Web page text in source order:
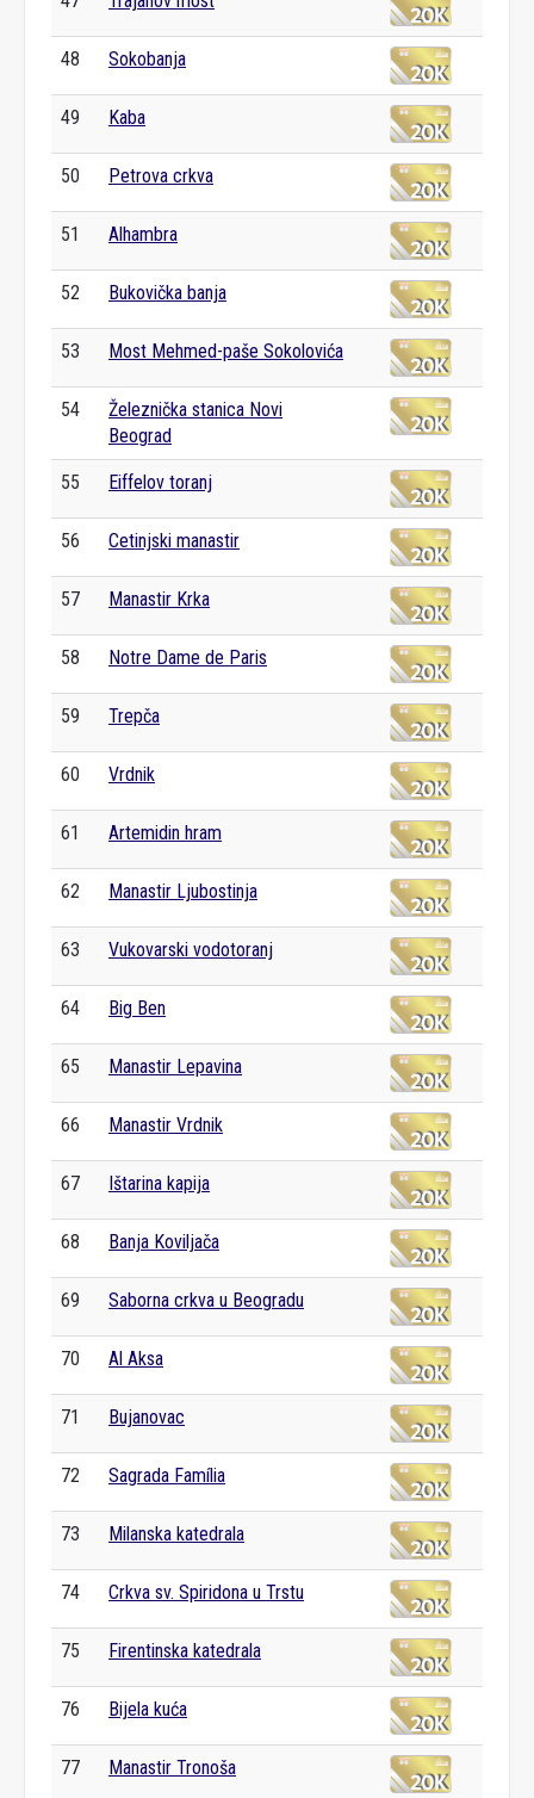
48 Sokobanja
49 Kaba
50 Petrova crkva
51 Alhambra
52 Bukovička banja
53 Most Mehmed-paše Sokolovića
54
Železnička stanica Novi
Beograd
55 Eiffelov toranj
56 Cetinjski manastir
57 Manastir Krka
58 Notre Dame de Paris
59 Trepča
60 Vrdnik
61 Artemidin hram
62 Manastir Ljubostinja
63 Vukovarski vodotoranj
64 Big Ben
65 Manastir Lepavina
66 Manastir Vrdnik
67 Ištarina kapija
68 Banja Koviljača
69 Saborna crkva u Beogradu
70 Al Aksa
71 Bujanovac
72 Sagrada Família
73 Milanska katedrala
74 Crkva sv. Spiridona u Trstu
75 Firentinska katedrala
76 Bijela kuća
77 Manastir Tronoša